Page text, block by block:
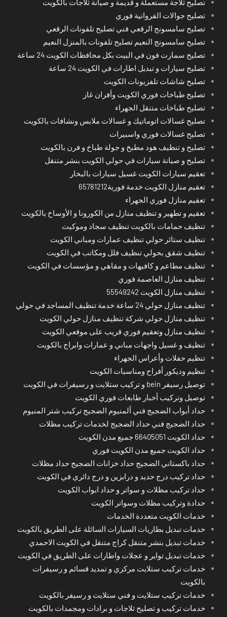
تصليح ثلاجة مستعملة و قديمة و صيانة ثلاجات بالكويت
تصليح جوالات الفروانية فوري
تصليح سامسونج الرقعي فني تصليح تلفونات الرقعي
تصليح سامسونج النعيم تصليح تلفونات بالمنزل النعيم
تصليح سمارت فون في البيت بكل محافظات الكويت 24 ساعة
تصليح سيارات و تبديل اطارات في الكويت 24 ساعة
تصليح شاشات تلفزيونات الكويت
تصليح طباخات فوري الكويت وأفران غاز
تصليح طباخات متنقل الجهراء
تصليح غسالات اتوماتيك و غسالات ملابس ونشافات بالكويت
تصليح غسالات فوري واسبيرات
تصليح و تنظيف هود مطبخ و جولة طباخ و فرن بالكويت
تصليح و صيانة سيارات في حولي الكويت بنشر متنقل
تعقيم سيارات الكويت غسيل سيارات بالبخار
تعقيم منازل الكويت خدمة فورية65781212
تعقيم منازل فوري الجهراء
تعقيم و تطهير و تنظيف منازل من الكورونا و الأوساخ بالكويت
تنظيف حمامات بالكويت تنظيف سجاد وموكيت
تنظيف ستائر حولي تنظيف عمارات ومباني الكويت
تنظيف شقق بحولي تنظيف فلل ومكاتب في الكويت
تنظيف مطاعم و كافيهات و مقاهي و مؤسسات في الكويت
تنظيف منازل العاصمة فوري
تنظيف منازل الكويت 55549242
تنظيف منازل حولي 24 ساعة خدمة تنظيف المساجد في حولي
تنظيف منازل حولي شركة تنظيف منازل حولي الكويت
تنظيف منازل وتعقيم فوري قريب على موقعي الكويت
تنظيف و غسيل واجهات مباني و عمارات وابراج بالكويت
تنظيم حفلات وأعراس الجهراء
تنظيم وديكور أفراح ومناسبات الكويت
توصيل رسيفر bein و تركيب ستلايت و رسيفرات في الكويت
توصيل وتركيب أخبار طابعات فوري الكويت
حداد أبواب الضجيج فني ألمنيوم الضجيج تركيب شتر المنيوم
حداد الضجيج فني حداد الضجيج لخدمات تركيب مظلات
حداد الكويت 66405051 جميع مدن الكويت
حداد الكويت جميع مدن الكويت فوري
حداد باكستاني الضجيج حداد خزانات الضجيج حداد مظلات
حداد تركيب درج حديد و درابزين و درج دائري في الكويت
حداد تركيب مظلات و سواتر و حداد ابواب الكويت
حدادة وتركيب مظلات وسواتر الكويت
خدمات الكويت متعددة الخدمات
خدمات تبديل بطاريات السيارات السائلة على الطريق بالكويت
خدمات تبديل بنشر متنقل كراج متنقل في الكويت الاحمدي
خدمات تبديل تواير و عجلات واطارات على الطريق في الكويت
خدمات تركيب ستلايت مركزي و تمديد قسائم و رسيفرات
بالكويت
خدمات تركيب ستلايت و فني ستلايت و رسيفر بالكويت
خدمات تركيب و تصليح ثلاجات و برادات ومجمدات بالكويت